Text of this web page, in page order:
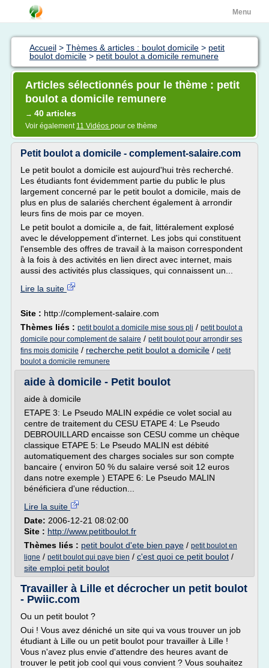
Menu
Accueil > Thèmes & articles : boulot domicile > petit
boulot domicile > petit boulot a domicile remunere
Articles sélectionnés pour le thème : petit
boulot a domicile remunere
→ 40 articles
Voir également 11 Vidéos pour ce thème
Petit boulot a domicile - complement-salaire.com
Le petit boulot a domicile est aujourd'hui très recherché.
Les étudiants font évidemment partie du public le plus
largement concerné par le petit boulot a domicile, mais de
plus en plus de salariés cherchent également à arrondir
leurs fins de mois par ce moyen.
Le petit boulot a domicile a, de fait, littéralement explosé
avec le développement d'internet. Les jobs qui constituent
l'ensemble des offres de travail à la maison correspondent
à la fois à des activités en lien direct avec internet, mais
aussi des activités plus classiques, qui connaissent un...
Lire la suite
Site : http://complement-salaire.com
Thèmes liés : petit boulot a domicile mise sous pli / petit boulot a
domicile pour complement de salaire / petit boulot pour arrondir ses
fins mois domicile / recherche petit boulot a domicile / petit
boulot a domicile remunere
aide à domicile - Petit boulot
aide à domicile
ETAPE 3: Le Pseudo MALIN expédie ce volet social au
centre de traitement du CESU ETAPE 4: Le Pseudo
DEBROUILLARD encaisse son CESU comme un chèque
classique ETAPE 5: Le Pseudo MALIN est débité
automatiquement des charges sociales sur son compte
bancaire ( environ 50 % du salaire versé soit 12 euros
dans notre exemple ) ETAPE 6: Le Pseudo MALIN
bénéficiera d'une réduction...
Lire la suite
Date: 2006-12-21 08:02:00
Site : http://www.petitboulot.fr
Thèmes liés : petit boulot d'ete bien paye / petit boulot en
ligne / petit boulot qui paye bien / c'est quoi ce petit boulot /
site emploi petit boulot
Travailler à Lille et décrocher un petit boulot
- Pwiic.com
Ou un petit boulot ?
Oui ! Vous avez déniché un site qui va vous trouver un job
étudiant à Lille ou un petit boulot pour travailler à Lille !
Vous n'avez plus envie d'attendre des heures avant de
trouver le petit job cool qui vous convient ? Vous souhaitez